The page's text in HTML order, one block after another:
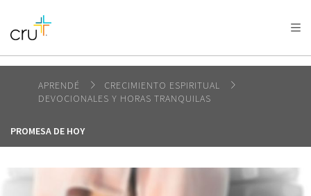
AFRICA
AMERICA / CARIBBEAN
OCEANIA
APRENDÉ
CRECIMIENTO ESPIRITUAL
DEVOCIONALES Y HORAS TRANQUILAS
PROMESA DE HOY